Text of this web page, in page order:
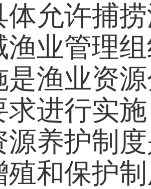
体允许捕
渔业管理
是渔业资
求进行实
源养护制
殖和保护